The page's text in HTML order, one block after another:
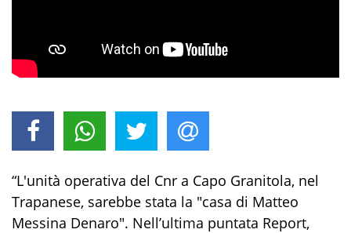
“L'unità operativa del Cnr a Capo Granitola, nel
Trapanese, sarebbe stata la "casa di Matteo
Messina Denaro". Nell’ultima puntata Report,